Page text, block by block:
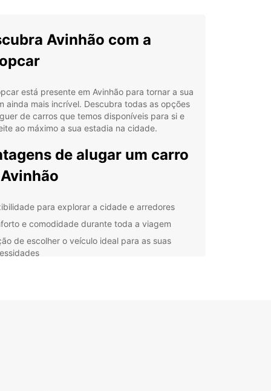
Avinhão com a
está presente em Avinhão para tornar a sua
ainda mais incrível. Descubra todas as opções
de carros que temos disponíveis para si e
ao máximo a sua estadia na cidade.
de alugar um carro
para explorar a cidade e arredores
e comodidade durante toda a viagem
de escolher o veículo ideal para as suas